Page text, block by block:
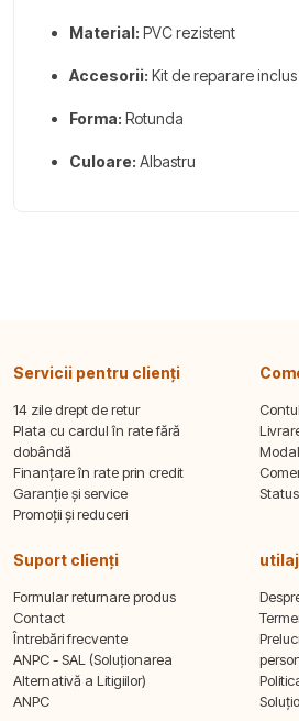
Material: PVC rezistent
Accesorii: Kit de reparare inclus
Forma: Rotunda
Culoare: Albastru
Servicii pentru clienți
14 zile drept de retur
Plata cu cardul în rate fără
dobândă
Finanțare în rate prin credit
Garanție și service
Promoții și reduceri
Suport clienți
Formular returnare produs
Contact
Întrebări frecvente
ANPC - SAL (Soluționarea
Alternativă a Litigiilor)
ANPC